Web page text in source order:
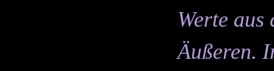
Werte aus
Äußeren.